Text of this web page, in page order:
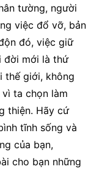
tường, người
việc đổ vỡ, bản
đó, việc giữ
đời mới là thứ
thế giới, không
ta chọn làm
thiện. Hãy cứ
tĩnh sống và
của bạn,
cho bạn những